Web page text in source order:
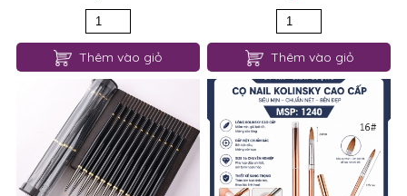
Thêm vào giỏ Thêm vào giỏ